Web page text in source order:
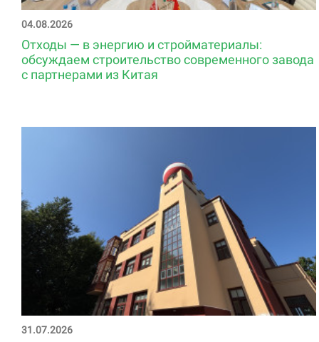
04.08.2026
Отходы — в энергию и стройматериалы:
обсуждаем строительство современного завода
с партнерами из Китая
31.07.2026